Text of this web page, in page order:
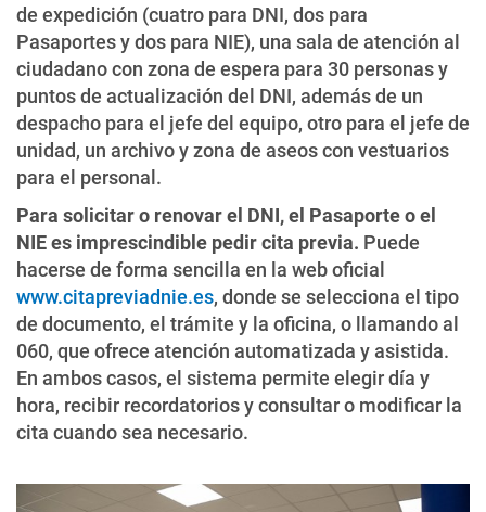
de expedición (cuatro para DNI, dos para
Pasaportes y dos para NIE), una sala de atención al
ciudadano con zona de espera para 30 personas y
puntos de actualización del DNI, además de un
despacho para el jefe del equipo, otro para el jefe de
unidad, un archivo y zona de aseos con vestuarios
para el personal.
Para solicitar o renovar el DNI, el Pasaporte o el
NIE es imprescindible pedir cita previa. Puede
hacerse de forma sencilla en la web oficial
www.citapreviadnie.es, donde se selecciona el tipo
de documento, el trámite y la oficina, o llamando al
060, que ofrece atención automatizada y asistida.
En ambos casos, el sistema permite elegir día y
hora, recibir recordatorios y consultar o modificar la
cita cuando sea necesario.